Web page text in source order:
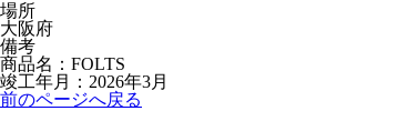
場所
大阪府
備考
商品名：FOLTS
竣工年月：2026年3月
前のページへ戻る